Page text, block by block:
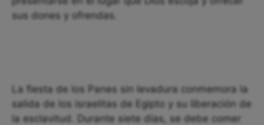
sus dones y ofrendas.
La fiesta de los Panes sin levadura conmemora la
salida de los israelitas de Egipto y su liberación de
la esclavitud. Durante siete días, se debe comer